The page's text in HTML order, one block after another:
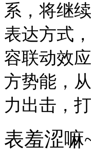
系，将继
表达方式
容联动效
方势能，
力出击，
表羞涩嘛